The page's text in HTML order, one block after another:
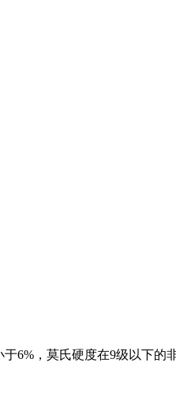
6%，莫氏硬度在9级以下